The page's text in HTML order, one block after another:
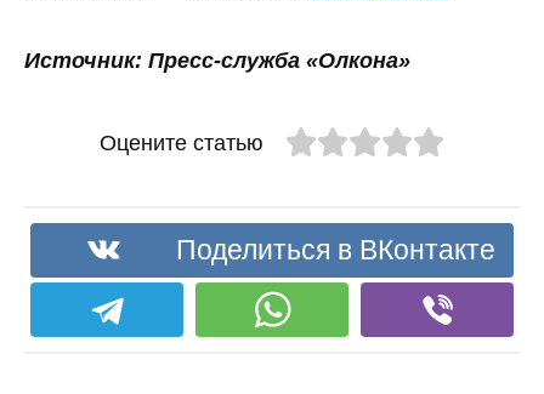
Источник: Пресс-служба «Олкона»
Оцените статью
Поделиться в ВКонтакте